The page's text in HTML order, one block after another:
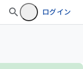
ログイン